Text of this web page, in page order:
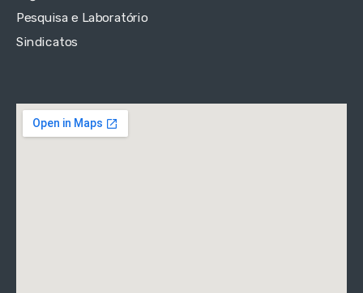
Pesquisa e Laboratório
Sindicatos